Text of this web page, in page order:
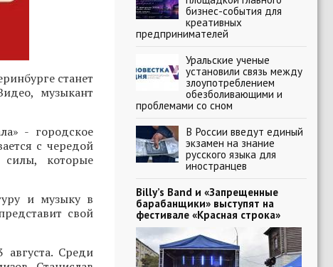
станет
музыкант
- городское
с чередой
силы, которые
и музыку в
свой
Среди
бизнес-события для
креативных
предпринимателей
Уральские ученые
установили связь между
злоупотреблением
обезболивающими и
проблемами со сном
В России введут единый
экзамен на знание
русского языка для
иностранцев
Billy’s Band и «Запрещенные
барабанщики» выступят на
фестивале «Красная строка»